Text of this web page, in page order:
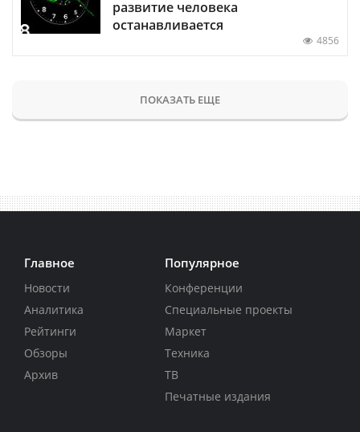
развитие человека
останавливается
4856
ПОКАЗАТЬ ЕЩЕ
Главное
Новости
Аналитика
Рейтинги
Обзоры
Архив
Популярное
Конференции
Специальные проекты
Маркет
Техника
ТВ
Печатные издания